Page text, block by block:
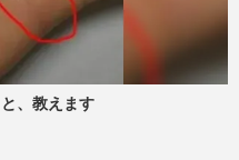
、教えます